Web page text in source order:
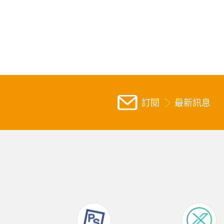
訂閱 最新訊息